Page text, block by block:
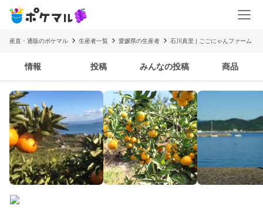
産直・通販のポケマル 生産者一覧 愛媛県の生産者 石川真里 | ごごにゃんファーム
情報 投稿 みんなの投稿 商品